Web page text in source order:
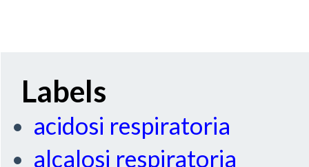
Labels
acidosi respiratoria
alcalosi respiratoria